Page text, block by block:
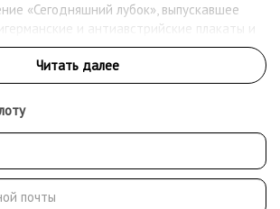
«Сегодняшний лубок», выпускавшее
и антиавстрийские плакаты и
военных действий России. Название
с традиционной русской
- лубком, сочетавшим простые рисунки и